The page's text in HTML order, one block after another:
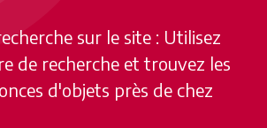
sur le site : Utilisez
de recherche et trouvez les
d'objets près de chez